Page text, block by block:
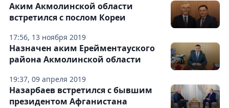
17:56, 13 ноября 2019
Аким Акмолинской области
встретился с послом Кореи
19:37, 09 апреля 2019
Назначен аким Ерейментауского
района Акмолинской области
Назарбаев встретился с бывшим
президентом Афганистана